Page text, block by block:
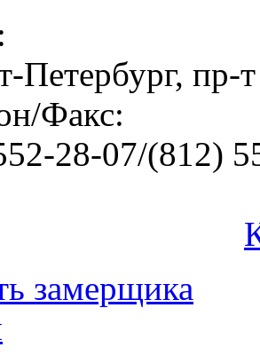
Петербург, пр-
Факс:
28-07/(812)
замерщика